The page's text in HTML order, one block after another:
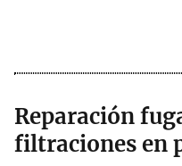
Reparación
filtraciones en